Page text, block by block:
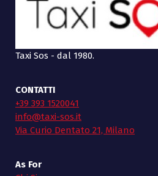
Taxi Sos - dal 1980.
CONTATTI
+39 393 1520041
info@taxi-sos.it
Via Curio Dentato 21, Milano
As For